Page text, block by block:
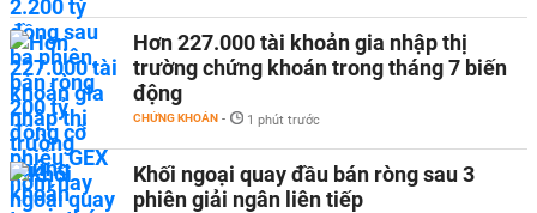
Hơn 227.000 tài khoản gia nhập thị
trường chứng khoán trong tháng 7 biến
động
CHỨNG KHOÁN - 1 phút trước
Khối ngoại quay đầu bán ròng sau 3
phiên giải ngân liên tiếp